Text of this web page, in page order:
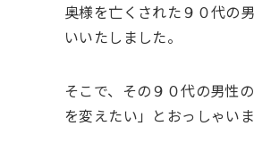
奥様を亡くされた９０代の
いいたしました。
そこで、その９０代の男性
を変えたい」とおっしゃいま